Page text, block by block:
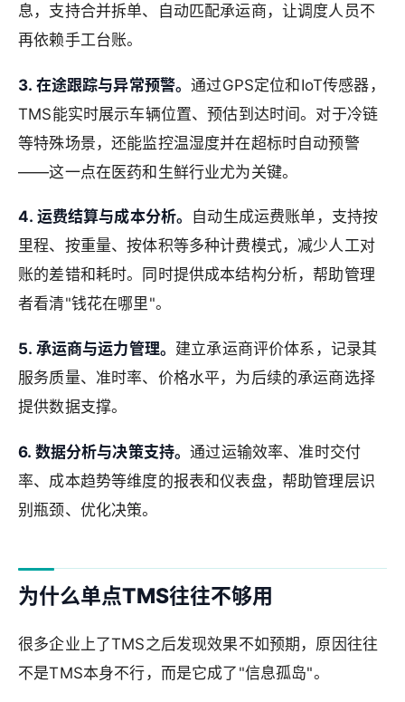
息，支持合并拆单、自动匹配承运商，让调度人员不
再依赖手工台账。
3. 在途跟踪与异常预警。通过GPS定位和IoT传感器，
TMS能实时展示车辆位置、预估到达时间。对于冷链
等特殊场景，还能监控温湿度并在超标时自动预警
——这一点在医药和生鲜行业尤为关键。
4. 运费结算与成本分析。 自动生成运费账单，支持按
里程、按重量、按体积等多种计费模式，减少人工对
账的差错和耗时。同时提供成本结构分析，帮助管理
者看清"钱花在哪里"。
5. 承运商与运力管理。 建立承运商评价体系，记录其
服务质量、准时率、价格水平，为后续的承运商选择
提供数据支撑。
6. 数据分析与决策支持。通过运输效率、准时交付
率、成本趋势等维度的报表和仪表盘，帮助管理层识
别瓶颈、优化决策。
为什么单点TMS往往不够用
很多企业上了TMS之后发现效果不如预期，原因往往
不是TMS本身不行，而是它成了"信息孤岛"。